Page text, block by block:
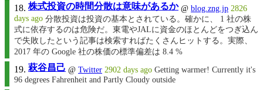
株式投資の時間分散は意味があるか @ blog.zng.jp 2826
days ago 分散投資は投資の基本とされている。確かに、 1 社の株
式に依存するのは危険だ。東電やJALに資金のほとんどをつぎ込ん
で失敗したという記事は検索すればたくさんヒットする。実際、
2017 年の Google 社の株価の標準偏差は 8.4 %
萩谷昌己 @ Twitter 2902 days ago Getting warmer! Currently it's
96 degrees Fahrenheit and Partly Cloudy outside